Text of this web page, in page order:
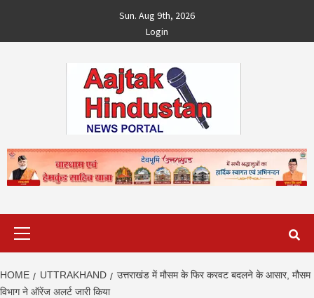
content
Sun. Aug 9th, 2026
Login
HOME UTTRAKHAND
उत्तराखंड में मौसम के फिर करवट बदलने के आसार, मौसम
विभाग ने ऑरेंज अलर्ट जारी किया